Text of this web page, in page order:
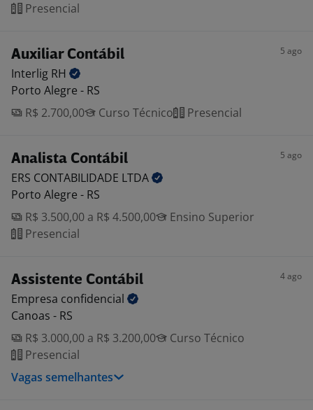
Presencial
Auxiliar Contábil 5 ago
Interlig RH
Porto Alegre - RS
R$ 2.700,00
Curso Técnico Presencial
Analista Contábil 5 ago
ERS CONTABILIDADE LTDA
Porto Alegre - RS
R$ 3.500,00 a R$ 4.500,00
Ensino Superior
Presencial
Assistente Contábil 4 ago
Empresa confidencial
Canoas - RS
R$ 3.000,00 a R$ 3.200,00
Curso Técnico
Presencial
Vagas semelhantes